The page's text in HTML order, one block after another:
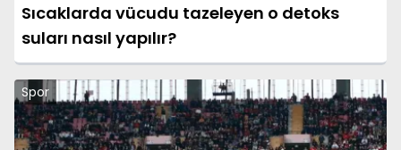
Sıcaklarda vücudu tazeleyen o detoks
suları nasıl yapılır?
Spor